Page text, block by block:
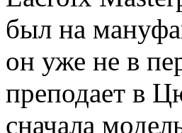
был на
он уже не в
преподает в
сначала